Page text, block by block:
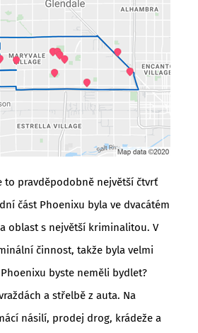
to pravděpodobně největší čtvrť
část Phoenixu byla ve dvacátém
oblast s největší kriminalitou. V
činnost, takže byla velmi
byste neměli bydlet?
a střelbě z auta. Na
násilí, prodej drog, krádeže a